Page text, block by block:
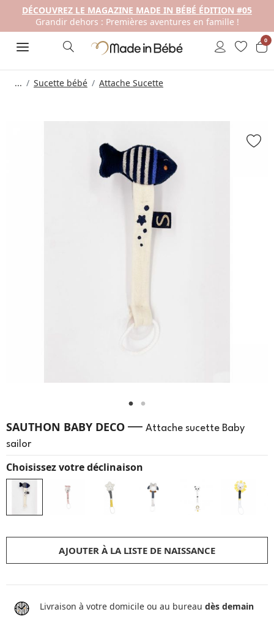
DÉCOUVREZ LE MAGAZINE MADE IN BÉBÉ ÉDITION #05
Grandir dehors : Premières aventures en famille !
0
... Sucette bébé Attache Sucette
SAUTHON BABY DECO — Attache sucette Baby
sailor
Choisissez votre déclinaison
AJOUTER À LA LISTE DE NAISSANCE
Livraison à votre domicile ou au bureau dès demain